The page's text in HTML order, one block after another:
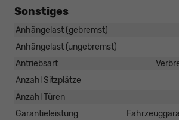
Sonstiges
Anhängelast (gebremst)
Anhängelast (ungebremst)
Antriebsart
Anzahl Sitzplätze
Anzahl Türen
Garantieleistung